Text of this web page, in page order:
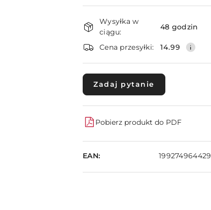
Dostępność
i
dostawa
Wysyłka w
ciągu:
48 godzin
Cena przesyłki: 14.99
Zadaj pytanie
Pobierz produkt do PDF
EAN: 199274964429